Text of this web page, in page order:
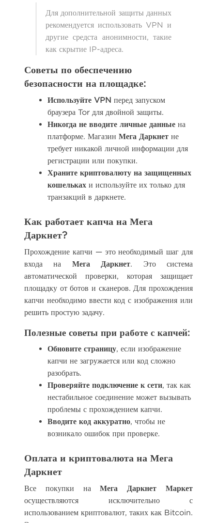
Для дополнительной защиты данных
рекомендуется использовать VPN и
другие средста анонимности, такие
как скрытие IP-адреса.
Советы по обеспечению
безопасности на площадке:
Используйте VPN перед запуском
браузера Tor для двойной защиты.
Никогда не вводите личные данные на
платформе. Магазин Мега Даркнет не
требует никакой личной информации для
регистрации или покупки.
Храните криптовалюту на защищенных
кошельках и используйте их только для
транзакций в даркнете.
Как работает капча на Мега
Даркнет?
Прохождение капчи — это необходимый шаг для
входа на Мега Даркнет. Это система
автоматической проверки, которая защищает
площадку от ботов и сканеров. Для прохождения
капчи необходимо ввести код с изображения или
решить простую задачу.
Полезные советы при работе с капчей:
Обновите страницу, если изображение
капчи не загружается или код сложно
разобрать.
Проверяйте подключение к сети, так как
нестабильное соединение может вызывать
проблемы с прохождением капчи.
Вводите код аккуратно, чтобы не
возникало ошибок при проверке.
Оплата и криптовалюта на Мега
Даркнет
Все покупки наМега Даркнет Маркет
осуществляются исключительно с
использованием криптовалют, таких как Bitcoin.